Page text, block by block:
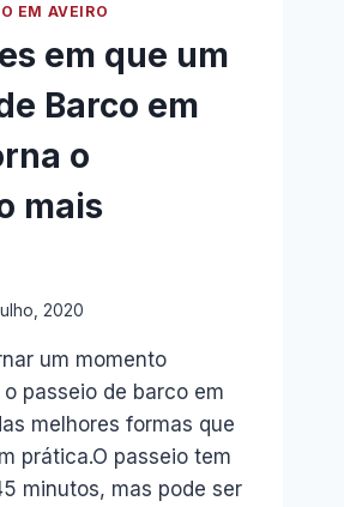
EM AVEIRO
em que um
Barco em
o
mais
2020
um momento
passeio de barco em
melhores formas que
prática.O passeio tem
minutos, mas pode ser